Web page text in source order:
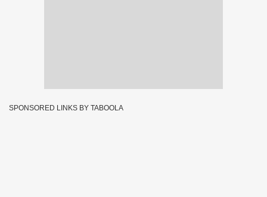
SPONSORED LINKS BY TABOOLA